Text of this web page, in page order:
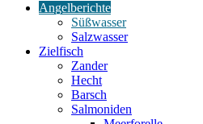
Angelberichte
Süßwasser
Salzwasser
Zielfisch
Zander
Hecht
Barsch
Salmoniden